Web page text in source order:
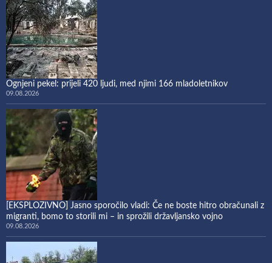
Ognjeni pekel: prijeli 420 ljudi, med njimi 166 mladoletnikov
09.08.2026
[EKSPLOZIVNO] Jasno sporočilo vladi: Če ne boste hitro obračunali z
migranti, bomo to storili mi – in sprožili državljansko vojno
09.08.2026